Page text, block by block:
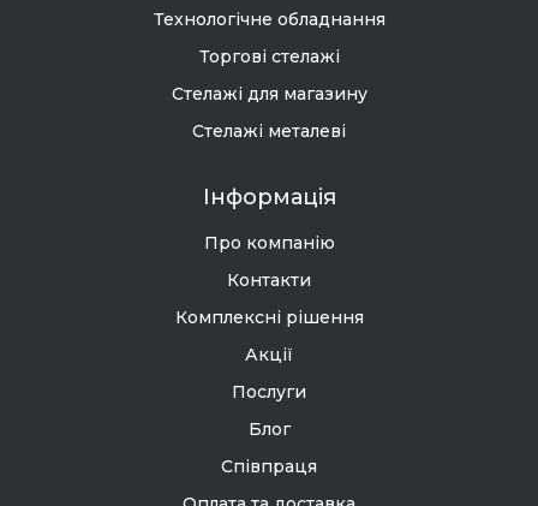
Технологічне обладнання
Торгові стелажі
Стелажі для магазину
Стелажі металеві
Інформація
Про компанію
Контакти
Комплексні рішення
Акції
Послуги
Блог
Співпраця